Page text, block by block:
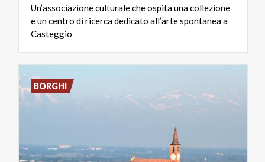
Un’associazione culturale che ospita una collezione
e un centro di ricerca dedicato all’arte spontanea a
Casteggio
BORGHI